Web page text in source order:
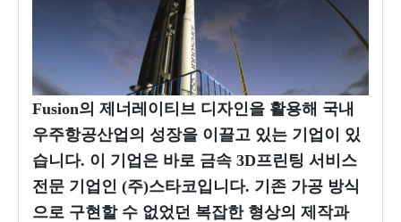
Fusion의 제너레이티브 디자인을 활용해 국내
우주항공산업의 성장을 이끌고 있는 기업이 있
습니다. 이 기업은 바로 금속 3D프린팅 서비스
전문 기업인 (주)스타코입니다. 기존 가공 방식
으로 구현할 수 없었던 복잡한 형상의 제작과